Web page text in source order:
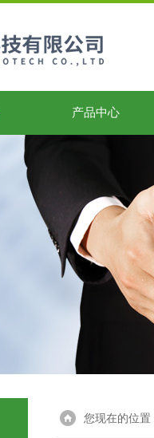
产品中心
您现在的位置